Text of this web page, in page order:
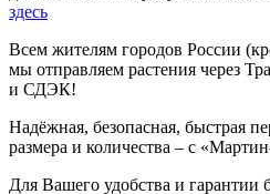
здесь
Всем жителям городов России
мы отправляем растения через
и СДЭК!
Надёжная, безопасная, быстрая
размера и количества – с
Для Вашего удобства и гарантии